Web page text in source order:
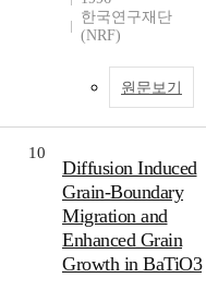
한국연구재단
(NRF)
원문보기
10
Diffusion Induced
Grain-Boundary
Migration and
Enhanced Grain
Growth in BaTiO3